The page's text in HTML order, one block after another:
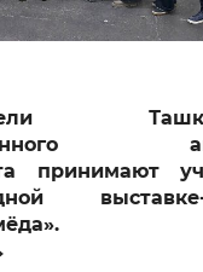
принимают
выставке-